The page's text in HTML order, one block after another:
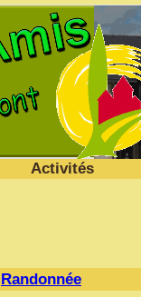
Activités
Randonnée